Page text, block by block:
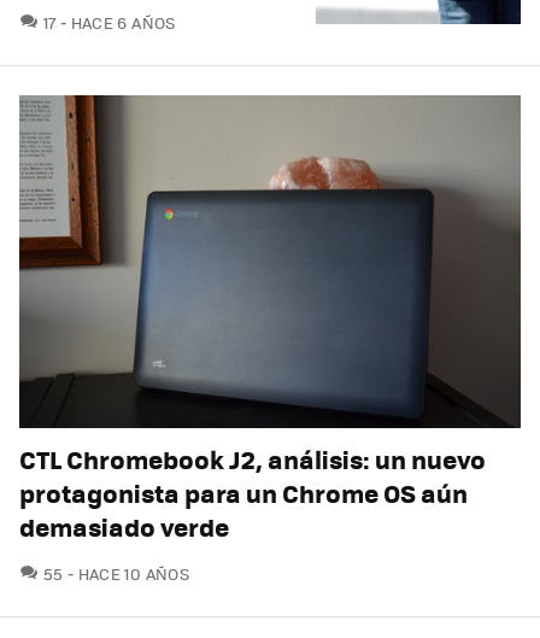
17COMENTARIOS
HACE 6 AÑOS
CTL Chromebook J2, análisis: un nuevo
protagonista para un Chrome OS aún
demasiado verde
55 COMENTARIOS
HACE 10 AÑOS